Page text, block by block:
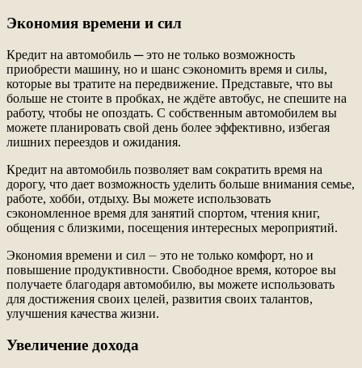
Экономия времени и сил
Кредит на автомобиль ─ это не только возможность
приобрести машину, но и шанс сэкономить время и силы,
которые вы тратите на передвижение. Представьте, что вы
больше не стоите в пробках, не ждёте автобус, не спешите на
работу, чтобы не опоздать. С собственным автомобилем вы
можете планировать свой день более эффективно, избегая
лишних переездов и ожидания.
Кредит на автомобиль позволяет вам сократить время на
дорогу, что дает возможность уделить больше внимания семье,
работе, хобби, отдыху. Вы можете использовать
сэкономленное время для занятий спортом, чтения книг,
общения с близкими, посещения интересных мероприятий.
Экономия времени и сил ⏤ это не только комфорт, но и
повышение продуктивности. Свободное время, которое вы
получаете благодаря автомобилю, вы можете использовать
для достижения своих целей, развития своих талантов,
улучшения качества жизни.
Увеличение дохода